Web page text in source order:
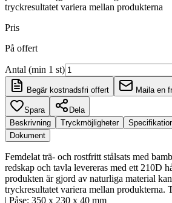
tryckresultatet variera mellan produkterna
Pris
På offert
Antal (min 1 st)
Begär kostnadsfri offert Maila en
Spara
Dela
Beskrivning
Tryckmöjligheter
Dokument
Femdelat trä- och rostfritt stålsats med
redskap och tavla levereras med ett 210D
produkten är gjord av naturliga material
tryckresultatet variera mellan produkterna.
| Påse: 350 x 230 x 40 mm